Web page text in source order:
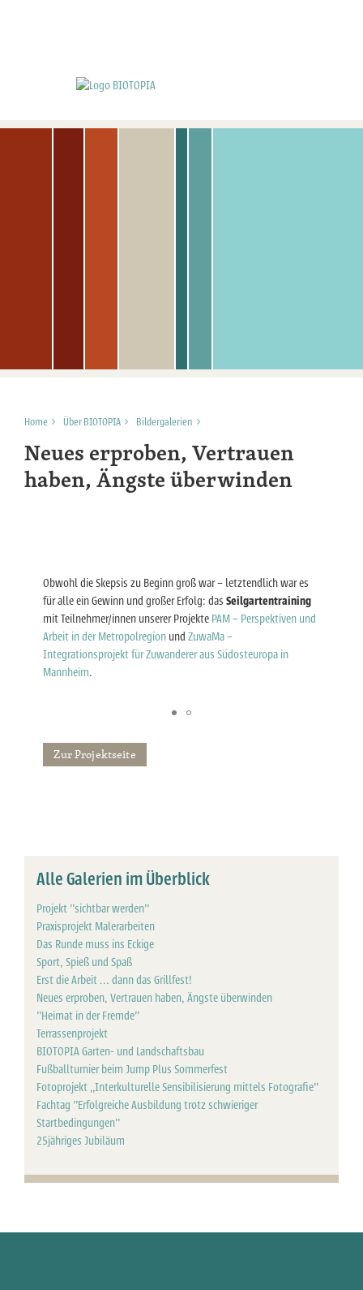
Home > Über BIOTOPIA> Bildergalerien >
Neues erproben, Vertrauen
haben, Ängste überwinden
Obwohl die Skepsis zu Beginn groß war – letztendlich war es
für alle ein Gewinn und großer Erfolg: das Seilgartentraining
mit Teilnehmer/innen unserer Projekte PAM – Perspektiven und
Arbeit in der Metropolregionund ZuwaMa –
Integrationsprojekt für Zuwanderer aus Südosteuropa in
Mannheim.
Zur Projektseite
Alle Galerien im Überblick
Projekt "sichtbar werden"
Praxisprojekt Malerarbeiten
Das Runde muss ins Eckige
Sport, Spieß und Spaß
Erst die Arbeit … dann das Grillfest!
Neues erproben, Vertrauen haben, Ängste überwinden
"Heimat in der Fremde"
Terrassenprojekt
BIOTOPIA Garten- und Landschaftsbau
Fußballturnier beim Jump Plus Sommerfest
Fotoprojekt „Interkulturelle Sensibilisierung mittels Fotografie”
Fachtag "Erfolgreiche Ausbildung trotz schwieriger
Startbedingungen"
25jähriges Jubiläum